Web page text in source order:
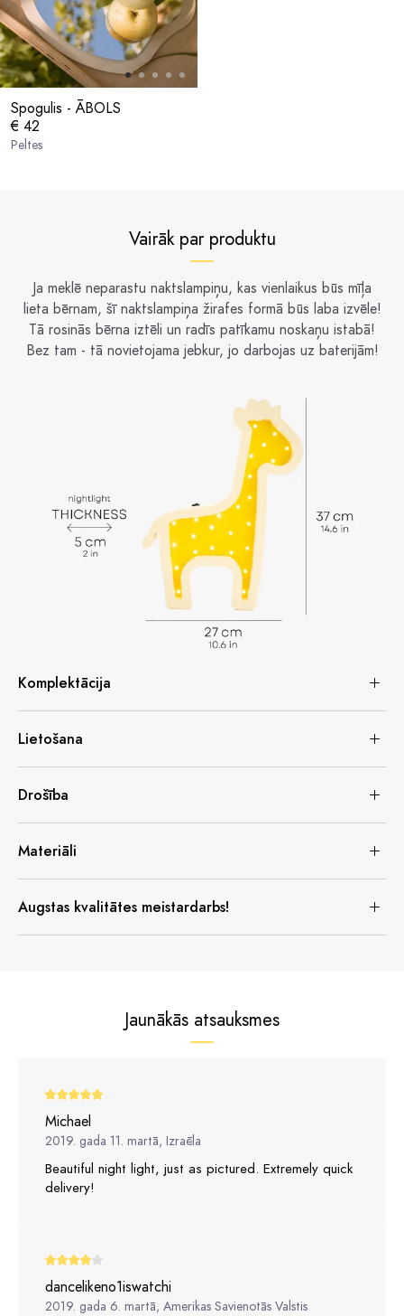
Spogulis - ĀBOLS
€ 42
Peltes
Vairāk par produktu
Ja meklē neparastu naktslampiņu, kas vienlaikus būs mīļa
lieta bērnam, šī naktslampiņa žirafes formā būs laba izvēle!
Tā rosinās bērna iztēli un radīs patīkamu noskaņu istabā!
Bez tam - tā novietojama jebkur, jo darbojas uz baterijām!
Komplektācija
Lietošana
Drošība
Materiāli
Augstas kvalitātes meistardarbs!
Jaunākās atsauksmes
Michael
2019. gada 11. martā, Izraēla
Beautiful night light, just as pictured. Extremely quick
delivery!
dancelikeno1iswatchi
2019. gada 6. martā, Amerikas Savienotās Valstis